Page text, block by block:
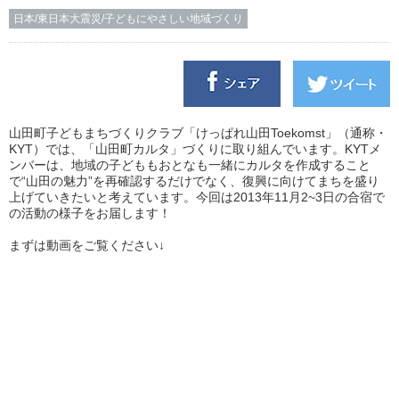
日本/東日本大震災/子どもにやさしい地域づくり
山田町子どもまちづくりクラブ「けっぱれ山田Toekomst」（通称・
KYT）では、「山田町カルタ」づくりに取り組んでいます。KYTメ
ンバーは、地域の子どももおとなも一緒にカルタを作成すること
で“山田の魅力”を再確認するだけでなく、復興に向けてまちを盛り
上げていきたいと考えています。今回は2013年11月2~3日の合宿で
の活動の様子をお届します！
まずは動画をご覧ください↓